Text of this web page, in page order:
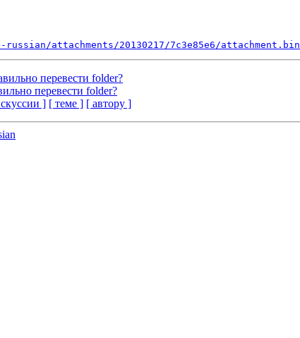
attachments/20130217/7c3e85e6/attachment.bin
перевести folder?
перевести folder?
] [ теме ] [ автору ]